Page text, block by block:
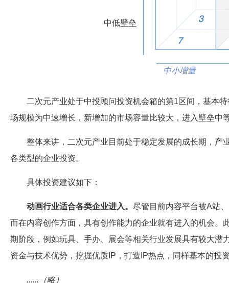
中低壁垒
中小增量
二次元产业处于中投顾问投资机会箱的第1区间，基本特
场规模为中速增长，新增加的市场容量比较大，进入壁垒中
整体来讲，二次元产业目前处于稳定发展的成长期，产
各类型的企业投资。
具体投资建议如下：
动画行业适合各类企业进入。 尽管目前内容平台被A站
而在内容创作方面，具有创作能力的企业就有进入的机会
期阶段，例如玩具、手办、展会等相关行业发展具有较大
资金与技术优势，挖掘优质IP，打造IP热点，同样基本的投
......（略）